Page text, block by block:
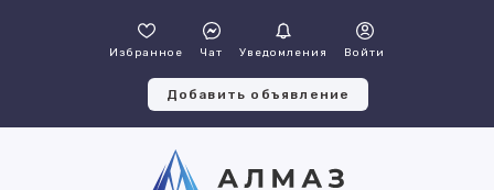
Избранное Чат Уведомления Войти
Добавить объявление